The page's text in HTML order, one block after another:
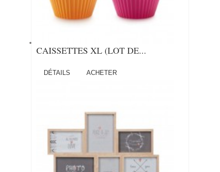
CAISSETTES XL (LOT DE...
DÉTAILS ACHETER